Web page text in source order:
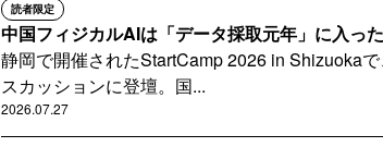
に誰もが買えるようになれば感じなくな
落ち着くというのが共通の流れです。日
着いています。
中国でも同じことなので売れ行き変動に
いったことは進出時にしっかり想定してい
読者限定
中国フィジカルAIは「データ採取元年」に入っ
静岡で開催されたStartCamp 2026 in Shizuoka
スカッションに登壇。国...
2026.07.27